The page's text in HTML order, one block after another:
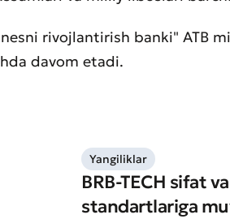
rivojlantirish banki" ATB
davom etadi.
Yangiliklar
BRB-TECH sifat
standartlariga